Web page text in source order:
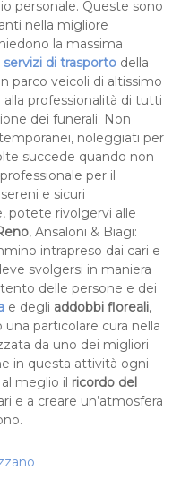
personale. Queste sono
nella migliore
la massima
servizi di trasportodella
parco veicoli di altissimo
alla professionalità di tutti
dei funerali. Non
noleggiati per
succede quando non
per il
e sicuri
potete rivolgervi alle
, Ansaloni & Biagi:
intrapreso dai cari e
svolgersi in maniera
delle persone e dei
e degli addobbi floreali,
particolare cura nella
da uno dei migliori
in questa attività ogni
meglio il ricordo del
e a creare un’atmosfera